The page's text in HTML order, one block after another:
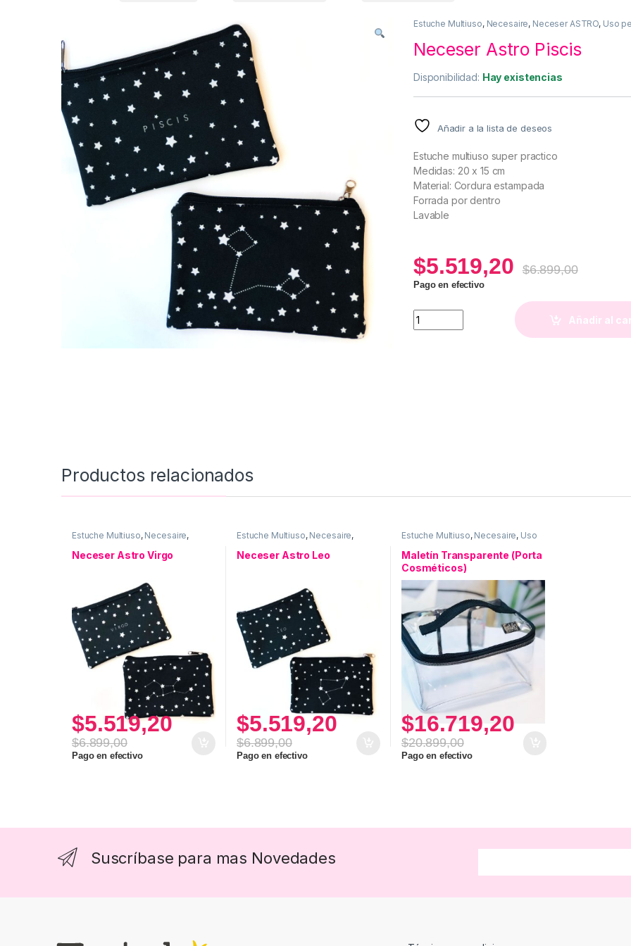
Estuche Multiuso, Necesaire, Neceser ASTRO, Uso
Neceser Astro Piscis
Disponibilidad: Hay existencias
Añadir a la lista de deseos
Estuche multiuso super practico
Medidas: 20 x 15 cm
Material: Cordura estampada
Forrada por dentro
Lavable
$5.519,20 $6.899,00
Pago en efectivo
Neceser Astro Piscis quantity Añadir al
Productos relacionados
Estuche Multiuso, Necesaire,
Neceser Astro Virgo
$5.519,20
$6.899,00
Pago en efectivo
Estuche Multiuso, Necesaire,
Neceser Astro Leo
$5.519,20
$6.899,00
Pago en efectivo
Estuche Multiuso, Necesaire, Uso
Maletín Transparente (Porta
Cosméticos)
$16.719,20
$20.899,00
Pago en efectivo
Suscríbase para mas Novedades